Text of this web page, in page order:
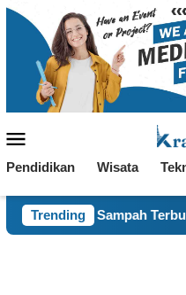
Loncat
Mobile
Pendidikan Wisata
Trending
Sampah Terbuka, KKN